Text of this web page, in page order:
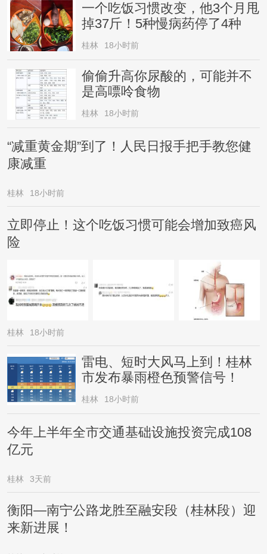
一个吃饭习惯改变，他3个月甩
掉37斤！5种慢病药停了4种
桂林 18小时前
偷偷升高你尿酸的，可能并不
是高嘌呤食物
桂林 18小时前
“减重黄金期”到了！人民日报手把手教您健
康减重
桂林 18小时前
立即停止！这个吃饭习惯可能会增加致癌风
险
桂林 18小时前
雷电、短时大风马上到！桂林
市发布暴雨橙色预警信号！
桂林 18小时前
今年上半年全市交通基础设施投资完成108
亿元
桂林 3天前
衡阳—南宁公路龙胜至融安段（桂林段）迎
来新进展！